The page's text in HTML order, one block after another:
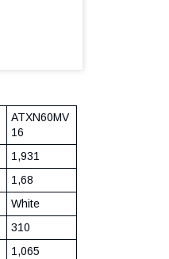
ATXN60MV
16
1,931
1,68
White
310
1,065